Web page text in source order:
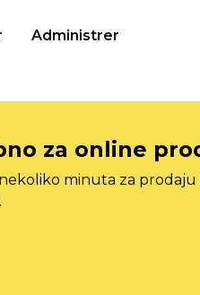
Administrer
za online
minuta za prodaju